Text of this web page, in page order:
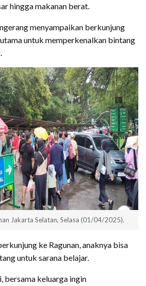
hingga makanan berat.
menyampaikan berkunjung
untuk memperkenalkan bintang
Jakarta Selatan, Selasa (01/04/2025).
ke Ragunan, anaknya bisa
untuk sarana belajar.
bersama keluarga ingin